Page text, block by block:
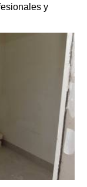
y